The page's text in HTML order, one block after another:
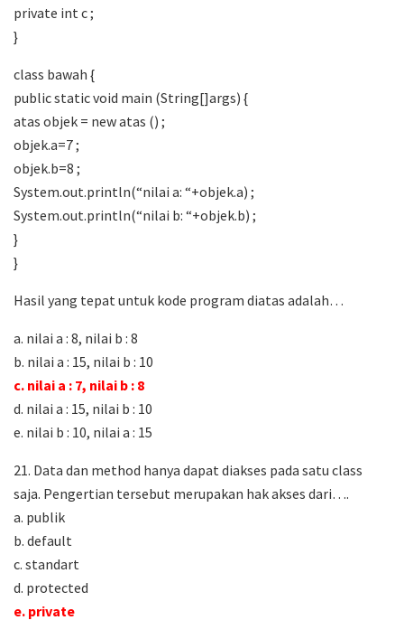
private int c ;
}
class bawah {
public static void main (String[]args) {
atas objek = new atas () ;
objek.a=7 ;
objek.b=8 ;
System.out.println(“nilai a: “+objek.a) ;
System.out.println(“nilai b: “+objek.b) ;
}
}
Hasil yang tepat untuk kode program diatas adalah…
a. nilai a : 8, nilai b : 8
b. nilai a : 15, nilai b : 10
c. nilai a : 7, nilai b : 8
d. nilai a : 15, nilai b : 10
e. nilai b : 10, nilai a : 15
21. Data dan method hanya dapat diakses pada satu class
saja. Pengertian tersebut merupakan hak akses dari….
a. publik
b. default
c. standart
d. protected
e. private